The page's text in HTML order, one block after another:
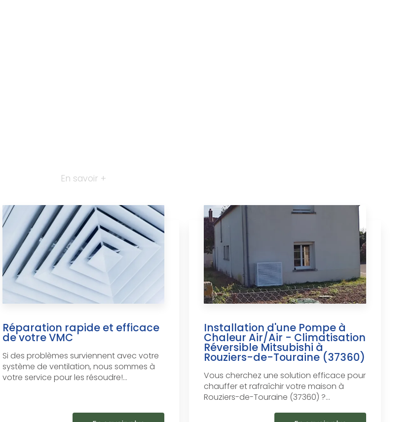
En savoir +
Réparation rapide et efficace
de votre VMC
Si des problèmes surviennent avec votre
système de ventilation, nous sommes à
votre service pour les résoudre!...
Installation d'une Pompe à
Chaleur Air/Air - Climatisation
Réversible Mitsubishi à
Rouziers-de-Touraine (37360)
Vous cherchez une solution efficace pour
chauffer et rafraîchir votre maison à
Rouziers-de-Touraine (37360) ?...